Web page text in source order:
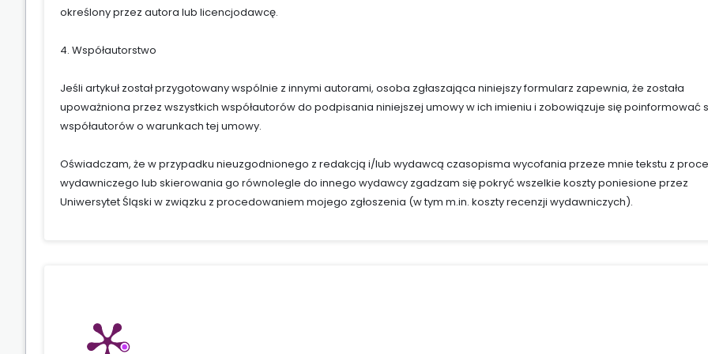
określony przez autora lub licencjodawcę.
4. Współautorstwo
Jeśli artykuł został przygotowany wspólnie z innymi autorami, osoba zgłaszająca niniejszy formularz zapewnia, że została
upoważniona przez wszystkich współautorów do podpisania niniejszej umowy w ich imieniu i zobowiązuje się poinformować
współautorów o warunkach tej umowy.
Oświadczam, że w przypadku nieuzgodnionego z redakcją i/lub wydawcą czasopisma wycofania przeze mnie tekstu z
wydawniczego lub skierowania go równolegle do innego wydawcy zgadzam się pokryć wszelkie koszty poniesione przez
Uniwersytet Śląski w związku z procedowaniem mojego zgłoszenia (w tym m.in. koszty recenzji wydawniczych).